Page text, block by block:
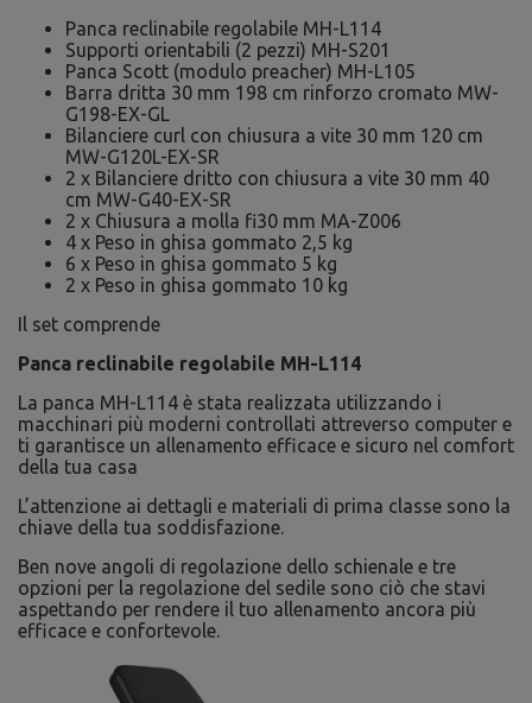
Panca reclinabile regolabile MH-L114
Supporti orientabili (2 pezzi) MH-S201
Panca Scott (modulo preacher) MH-L105
Barra dritta 30 mm 198 cm rinforzo cromato MW-
G198-EX-GL
Bilanciere curl con chiusura a vite 30 mm 120 cm
MW-G120L-EX-SR
2 x Bilanciere dritto con chiusura a vite 30 mm 40
cm MW-G40-EX-SR
2 x Chiusura a molla fi30 mm MA-Z006
4 x Peso in ghisa gommato 2,5 kg
6 x Peso in ghisa gommato 5 kg
2 x Peso in ghisa gommato 10 kg
Il set comprende
Panca reclinabile regolabile MH-L114
La panca MH-L114 è stata realizzata utilizzando i
macchinari più moderni controllati attreverso computer e
ti garantisce un allenamento efficace e sicuro nel comfort
della tua casa
L’attenzione ai dettagli e materiali di prima classe sono la
chiave della tua soddisfazione.
Ben nove angoli di regolazione dello schienale e tre
opzioni per la regolazione del sedile sono ciò che stavi
aspettando per rendere il tuo allenamento ancora più
efficace e confortevole.